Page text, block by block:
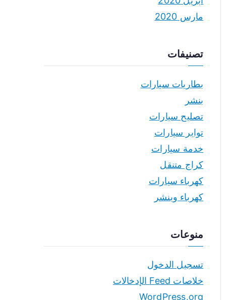
مارس 2020
تصنيفات
بطاريات سيارات
بنشر
تصليح سيارات
تواير سيارات
خدمة سيارات
كراج متنقل
كهرباء سيارات
كهرباء وبنشر
منوعات
تسجيل الدخول
خلاصات Feed الإدخالات
WordPress.org